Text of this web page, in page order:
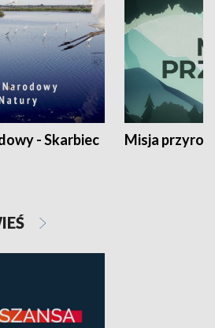
- Skarbiec
Misja